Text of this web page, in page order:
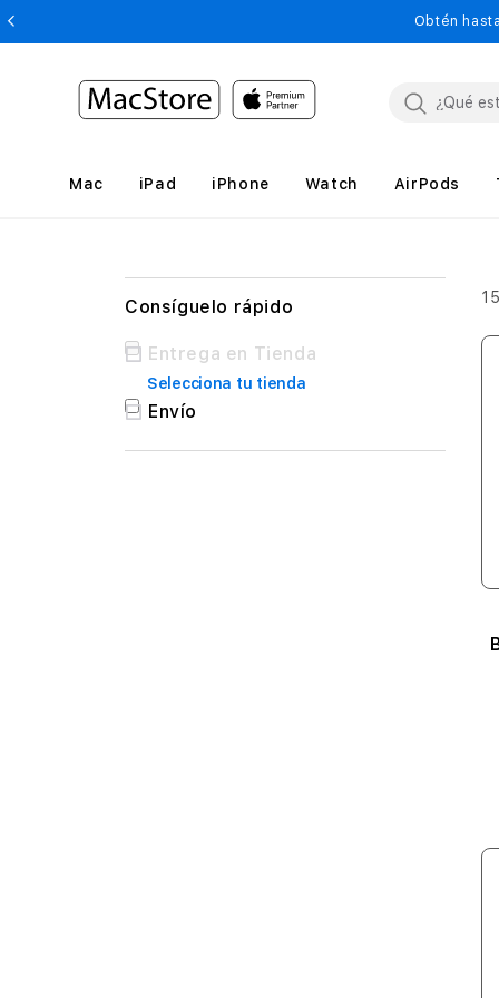
Obtén
Mac iPad iPhone Watch AirPods
Consíguelo rápido
Consíguelo
rápido
Entrega en Tienda
Selecciona tu tienda
Envío